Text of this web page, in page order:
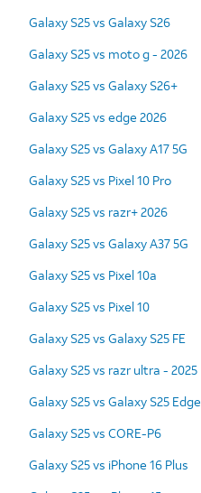
Galaxy S25 vs Galaxy S26
Galaxy S25 vs moto g - 2026
Galaxy S25 vs Galaxy S26+
Galaxy S25 vs edge 2026
Galaxy S25 vs Galaxy A17 5G
Galaxy S25 vs Pixel 10 Pro
Galaxy S25 vs razr+ 2026
Galaxy S25 vs Galaxy A37 5G
Galaxy S25 vs Pixel 10a
Galaxy S25 vs Pixel 10
Galaxy S25 vs Galaxy S25 FE
Galaxy S25 vs razr ultra - 2025
Galaxy S25 vs Galaxy S25 Edge
Galaxy S25 vs CORE-P6
Galaxy S25 vs iPhone 16 Plus